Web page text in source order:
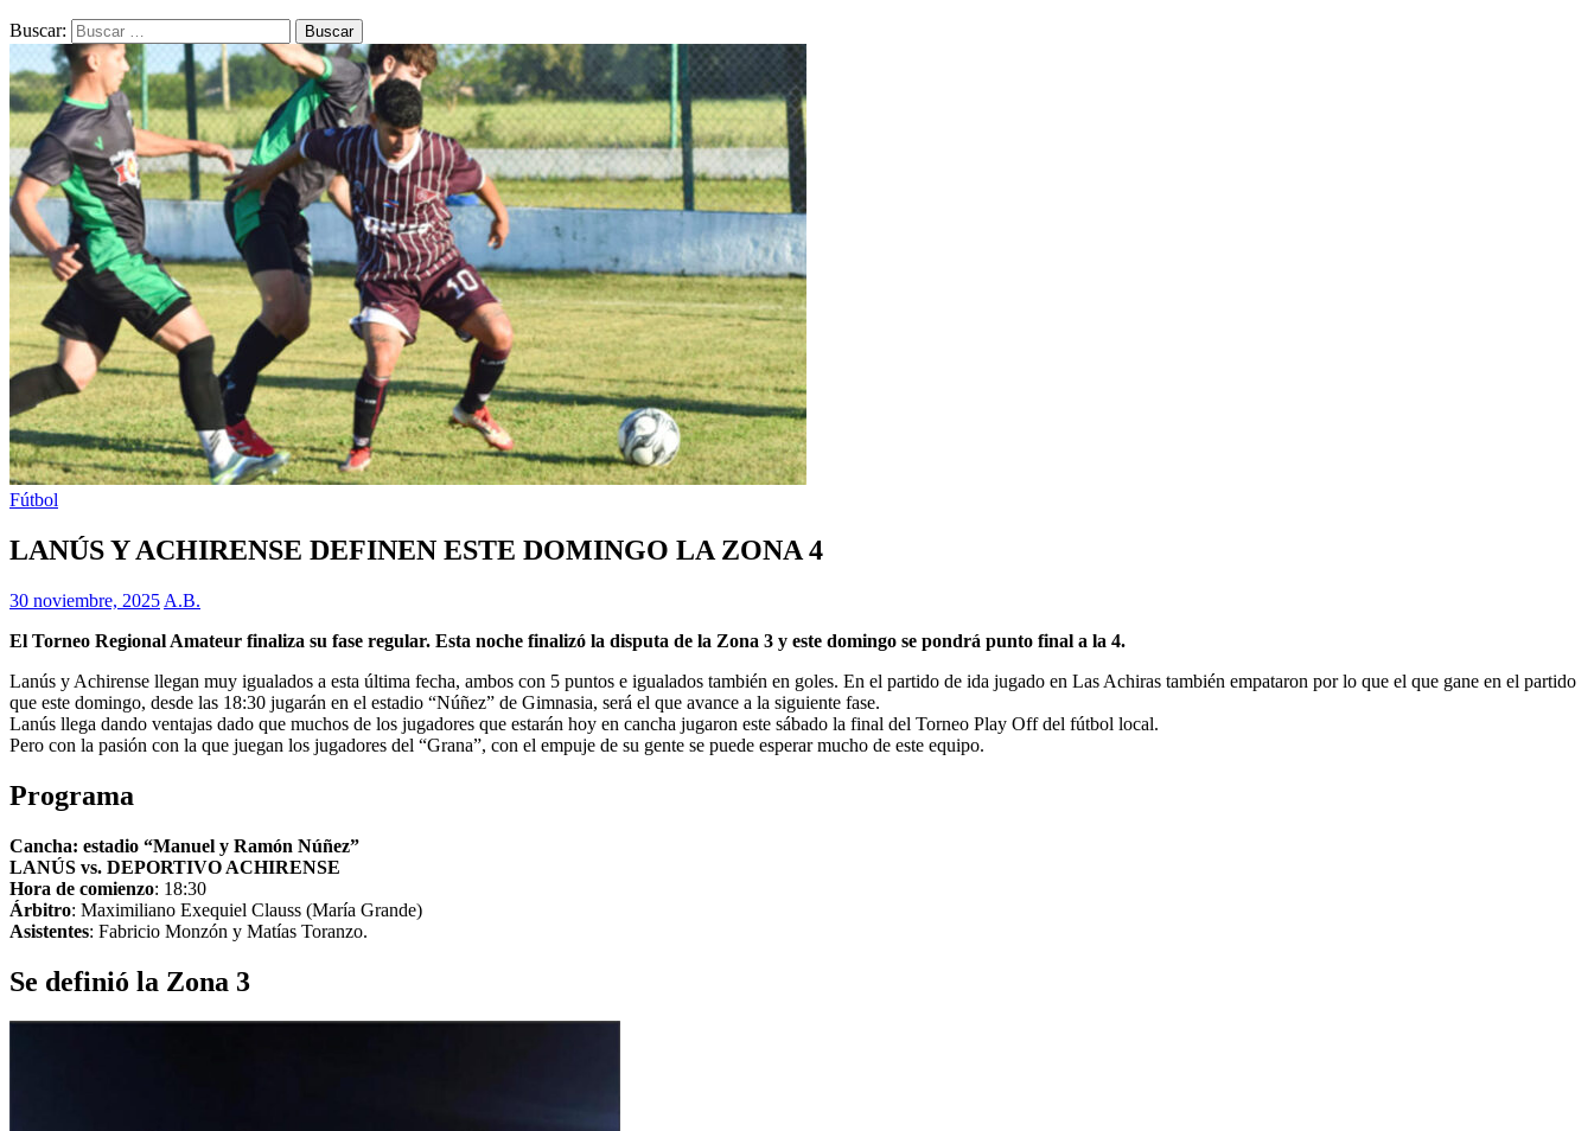
Buscar:
Fútbol
LANÚS Y ACHIRENSE DEFINEN ESTE DOMINGO LA ZONA 4
30 noviembre, 2025 A.B.
El Torneo Regional Amateur finaliza su fase regular. Esta noche finalizó la disputa de la Zona 3 y este domingo se pondrá punto final a la 4.
Lanús y Achirense llegan muy igualados a esta última fecha, ambos con 5 puntos e igualados también en goles. En el partido de ida jugado en Las Achiras también empataron por lo que el que gane en el partido
que este domingo, desde las 18:30 jugarán en el estadio “Núñez” de Gimnasia, será el que avance a la siguiente fase.
Lanús llega dando ventajas dado que muchos de los jugadores que estarán hoy en cancha jugaron este sábado la final del Torneo Play Off del fútbol local.
Pero con la pasión con la que juegan los jugadores del “Grana”, con el empuje de su gente se puede esperar mucho de este equipo.
Programa
Cancha: estadio “Manuel y Ramón Núñez”
LANÚS vs. DEPORTIVO ACHIRENSE
Hora de comienzo: 18:30
Árbitro: Maximiliano Exequiel Clauss (María Grande)
Asistentes: Fabricio Monzón y Matías Toranzo.
Se definió la Zona 3